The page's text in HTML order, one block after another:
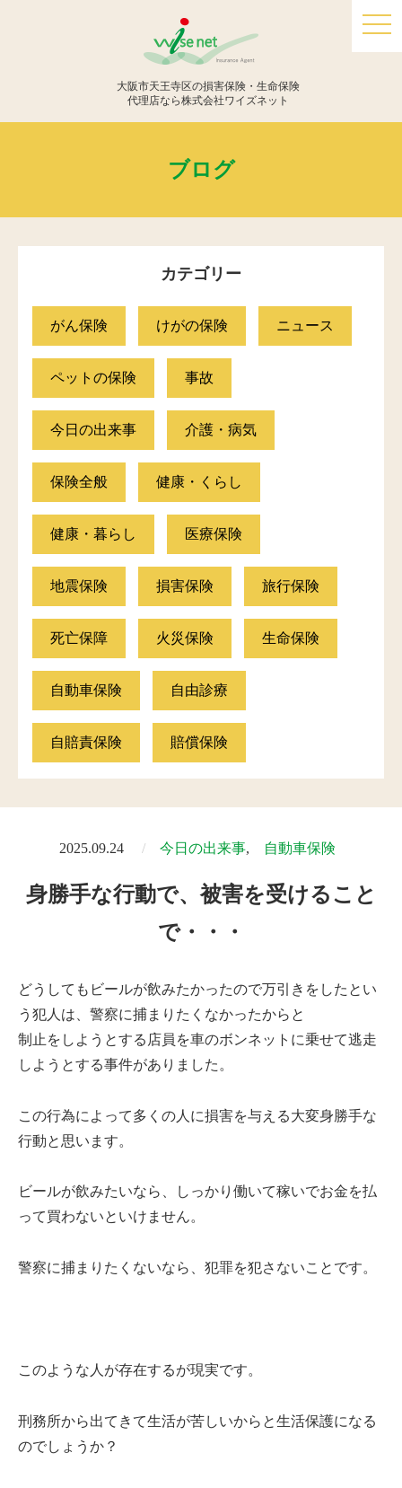
大阪市天王寺区の損害保険・生命保険
代理店なら株式会社ワイズネット
ブログ
カテゴリー
がん保険 けがの保険 ニュース
ペットの保険 事故
今日の出来事 介護・病気
保険全般 健康・くらし
健康・暮らし 医療保険
地震保険 損害保険 旅行保険
死亡保障 火災保険 生命保険
自動車保険 自由診療
自賠責保険 賠償保険
2025.09.24 今日の出来事 自動車保険
身勝手な行動で、被害を受けること
で・・・
どうしてもビールが飲みたかったので万引きをしたとい
う犯人は、警察に捕まりたくなかったからと
制止をしようとする店員を車のボンネットに乗せて逃走
しようとする事件がありました。
この行為によって多くの人に損害を与える大変身勝手な
行動と思います。
ビールが飲みたいなら、しっかり働いて稼いでお金を払
って買わないといけません。
警察に捕まりたくないなら、犯罪を犯さないことです。
このような人が存在するが現実です。
刑務所から出てきて生活が苦しいからと生活保護になる
のでしょうか？